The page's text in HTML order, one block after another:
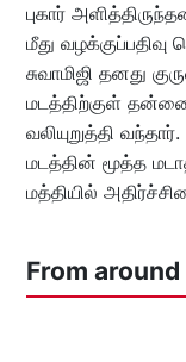
புகார்
மீது வழக்குப்பதிவு
சுவாமிஜி தனது
மடத்திற்குள்
வலியுறுத்தி
மடத்தின் மூத்த
மத்தியில்
From